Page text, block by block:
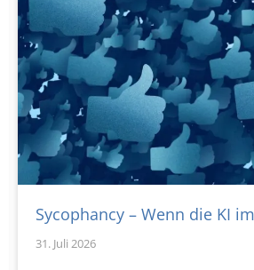
Sycophancy – Wenn die KI
31. Juli 2026